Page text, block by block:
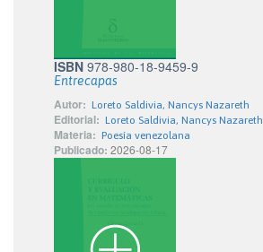
ISBN 978-980-18-9459-9
Entrecapas
Autor: Loreto Saldivia, Nancys Nazareth
Editorial: Loreto Saldivia, Nancys Nazareth
Materia: Poesía venezolana
Publicado: 2026-08-17